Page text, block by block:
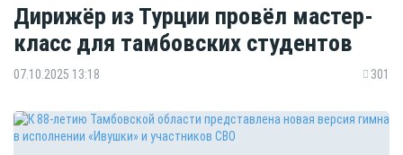
Дирижёр из Турции провёл мастер-
класс для тамбовских студентов
07.10.2025 13:18 301